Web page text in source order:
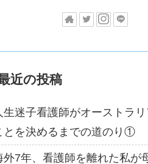
近の投稿
生迷子看護師がオーストラリ
とを決めるまでの道のり①
外7年、看護師を離れた私が